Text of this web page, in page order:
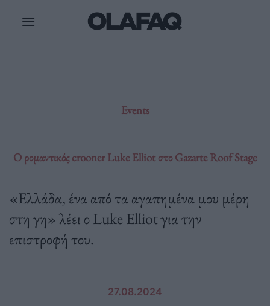
Events
Ο ρομαντικός crooner Luke Elliot στο Gazarte Roof Stage
«Ελλάδα, ένα από τα αγαπημένα μου μέρη
στη γη» λέει ο Luke Elliot για την
επιστροφή του.
27.08.2024